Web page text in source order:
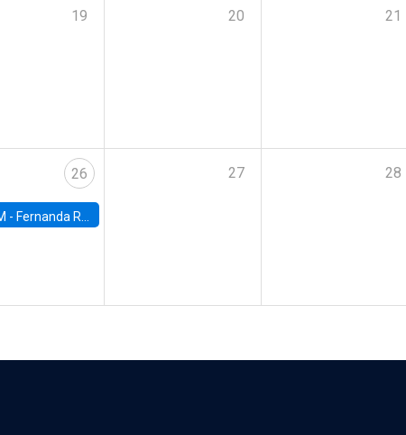
19 20 21
26
- Fernanda Rojas Ampuero, University of Wisconsin-Madison
27 28